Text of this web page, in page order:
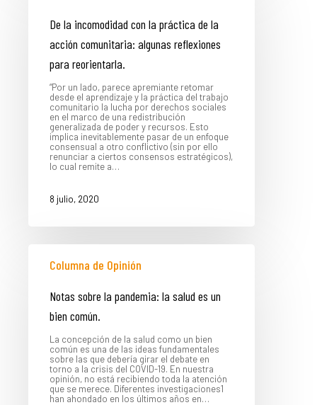
De la incomodidad con la práctica de la
acción comunitaria: algunas reflexiones
para reorientarla.
“Por un lado, parece apremiante retomar
desde el aprendizaje y la práctica del trabajo
comunitario la lucha por derechos sociales
en el marco de una redistribución
generalizada de poder y recursos. Esto
implica inevitablemente pasar de un enfoque
consensual a otro conflictivo (sin por ello
renunciar a ciertos consensos estratégicos),
lo cual remite a…
8 julio, 2020
Columna de Opinión
Notas sobre la pandemia: la salud es un
bien común.
La concepción de la salud como un bien
común es una de las ideas fundamentales
sobre las que debería girar el debate en
torno a la crisis del COVID-19. En nuestra
opinión, no está recibiendo toda la atención
que se merece. Diferentes investigaciones1
han ahondado en los últimos años en…